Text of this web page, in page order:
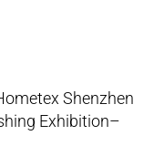
Shenzhen
Exhibition–